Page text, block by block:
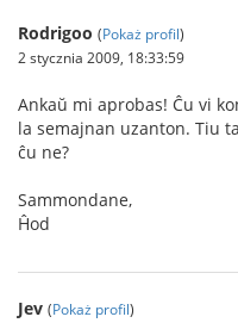
Rodrigoo (Pokaż profil)
2 stycznia 2009, 18:33:59
Ankaŭ mi aprobas! Ĉu vi
la semajnan uzanton. Tiu
ĉu ne?
Sammondane,
Ĥod
Jev (Pokaż profil)